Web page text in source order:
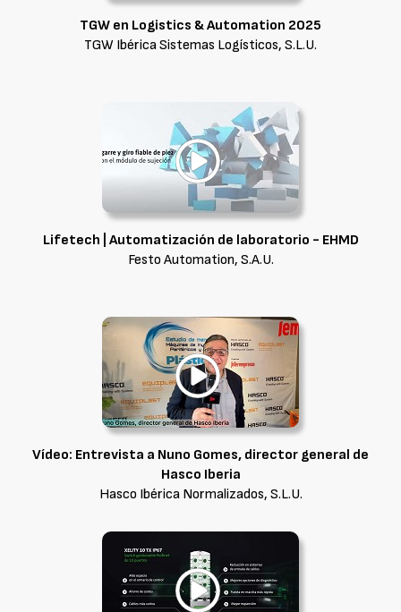
TGW en Logistics & Automation 2025
TGW Ibérica Sistemas Logísticos, S.L.U.
Lifetech | Automatización de laboratorio - EHMD
Festo Automation, S.A.U.
Vídeo: Entrevista a Nuno Gomes, director general de
Hasco Iberia
Hasco Ibérica Normalizados, S.L.U.